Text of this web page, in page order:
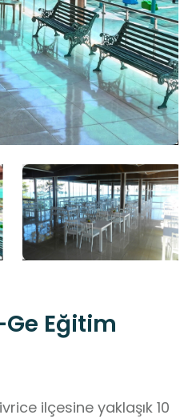
Eğitim
ilçesine yaklaşık 10